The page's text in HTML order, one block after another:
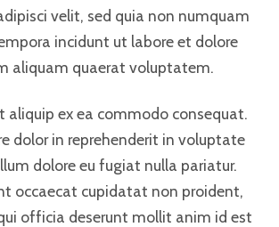
velit, sed quia non numquam
incidunt ut labore et dolore
aliquam quaerat voluptatem.
aliquip ex ea commodo consequat.
dolor in reprehenderit in voluptate
dolore eu fugiat nulla pariatur.
occaecat cupidatat non proident,
officia deserunt mollit anim id est